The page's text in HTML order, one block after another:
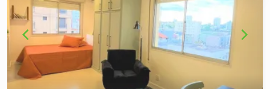
Localização: O apartamento está situado em uma
região central, oferecendo fácil acesso a tudo
que você precisa para o seu dia a dia. Com
diversas opções de serviços e lazer nas
proximidades, você poderá aproveitar ao máximo
a comodidade e a praticidade de viver no centro